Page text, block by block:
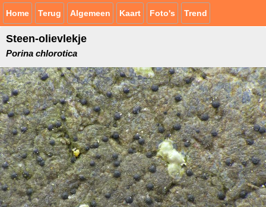
Home Terug Algemeen Kaart Foto's Trend
Steen-olievlekje
Porina chlorotica